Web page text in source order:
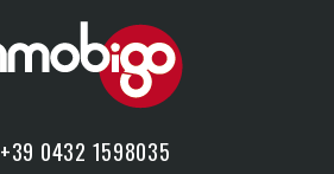
+39 0432 1598035